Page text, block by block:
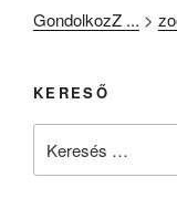
GondolkozZ ... >
KERESŐ